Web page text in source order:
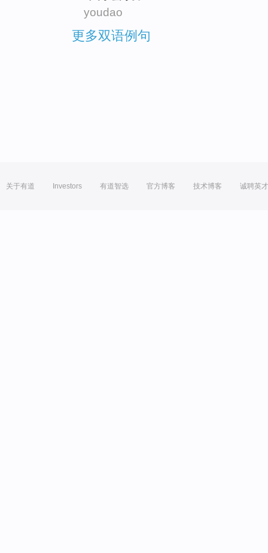
youdao
更多双语例句
关于有道 Investors 有道智选 官方博客 技术博客 诚聘英才